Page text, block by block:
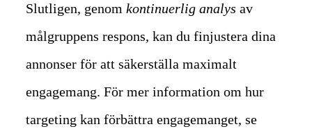
Slutligen, genomkontinuerlig analys av
målgruppens respons, kan du finjustera dina
annonser för att säkerställa maximalt
engagemang. För mer information om hur
targeting kan förbättra engagemanget, se